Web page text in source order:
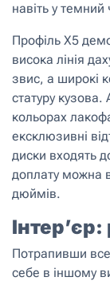
навіть у
Профіль X5
висока лінія
звис, а широкі
статуру кузова.
кольорах
ексклюзивні
диски входять
доплату можна
дюймів.
Потрапивши
себе в іншому